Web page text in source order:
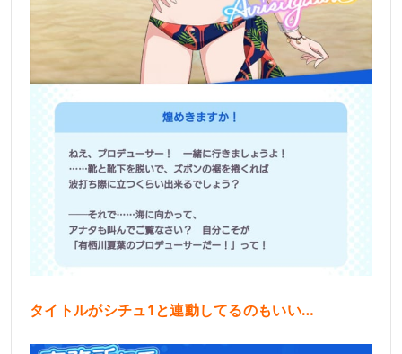
タイトルがシチュ1と連動してるのもいい…